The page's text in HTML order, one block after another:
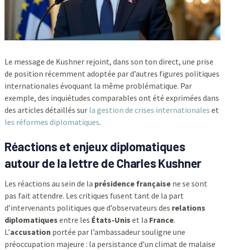
Le message de Kushner rejoint, dans son ton direct, une prise
de position récemment adoptée par d’autres figures politiques
internationales évoquant la même problématique. Par
exemple, des inquiétudes comparables ont été exprimées dans
des articles détaillés sur la gestion de crises internationales et
les réformes diplomatiques.
Réactions et enjeux diplomatiques
autour de la lettre de Charles Kushner
Les réactions au sein de la présidence françaisene se sont
pas fait attendre. Les critiques fusent tant de la part
d’intervenants politiques que d’observateurs des relations
diplomatiques entre les États-Unis et la France.
L’accusation portée par l’ambassadeur souligne une
préoccupation majeure : la persistance d’un climat de malaise